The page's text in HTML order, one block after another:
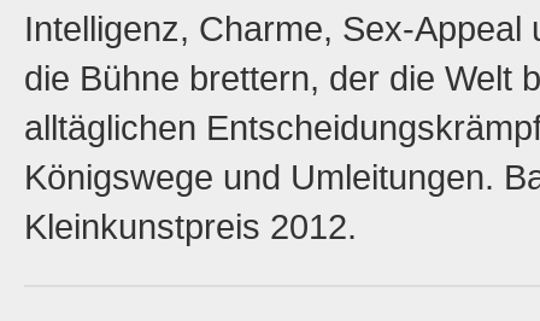
Intelligenz, Charme, Sex-
die Bühne brettern, der die Welt
alltäglichen
Königswege und Umleitungen.
Kleinkunstpreis 2012.